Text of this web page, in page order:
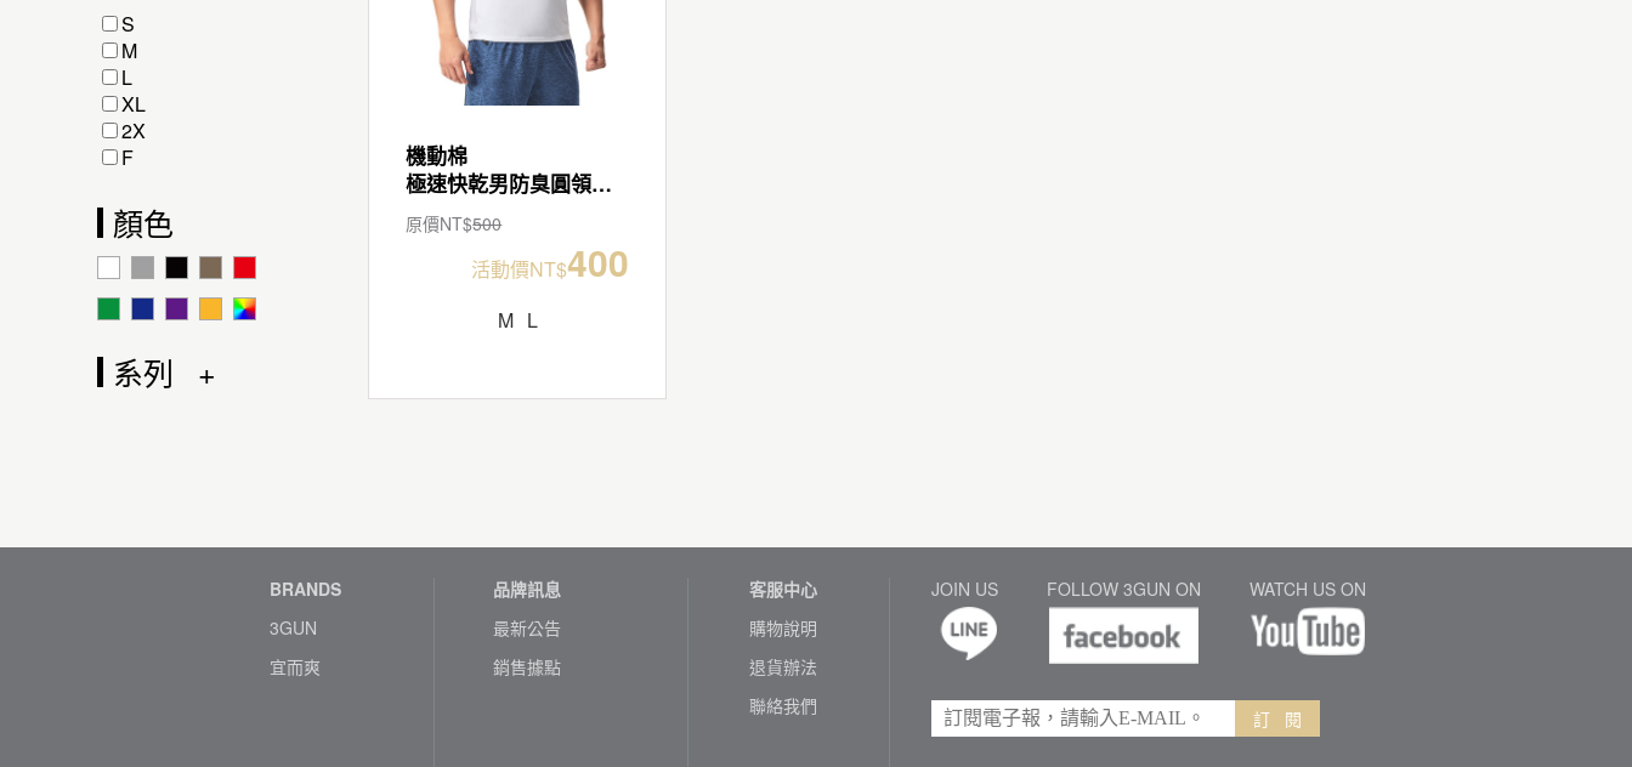
S
M
L
XL
2X
F
顏色
系列
機動棉
極速快乾男防臭圓領短袖T
原價NT$500
活動價NT$400
M L
BRANDS
3GUN
宜而爽
品牌訊息
最新公告
銷售據點
客服中心
購物說明
退貨辦法
聯絡我們
JOIN US FOLLOW 3GUN ON WATCH US ON
訂 閱